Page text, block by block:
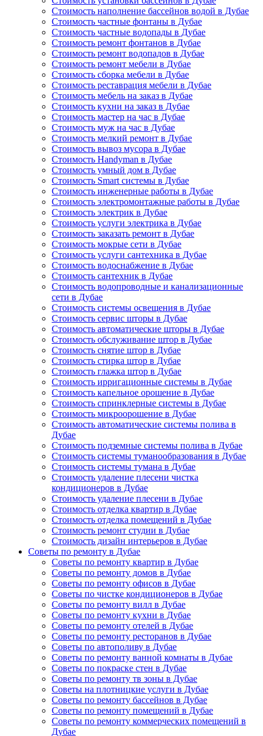
Стоимость наполнение бассейнов водой в Дубае
Стоимость частные фонтаны в Дубае
Стоимость частные водопады в Дубае
Стоимость ремонт фонтанов в Дубае
Стоимость ремонт водопадов в Дубае
Стоимость ремонт мебели в Дубае
Стоимость сборка мебели в Дубае
Стоимость реставрация мебели в Дубае
Стоимость мебель на заказ в Дубае
Стоимость кухни на заказ в Дубае
Стоимость мастер на час в Дубае
Стоимость муж на час в Дубае
Стоимость мелкий ремонт в Дубае
Стоимость вывоз мусора в Дубае
Стоимость Handyman в Дубае
Стоимость умный дом в Дубае
Стоимость Smart системы в Дубае
Стоимость инженерные работы в Дубае
Стоимость электромонтажные работы в Дубае
Стоимость электрик в Дубае
Стоимость услуги электрика в Дубае
Стоимость заказать ремонт в Дубае
Стоимость мокрые сети в Дубае
Стоимость услуги сантехника в Дубае
Стоимость водоснабжение в Дубае
Стоимость сантехник в Дубае
Стоимость водопроводные и канализационные
сети в Дубае
Стоимость системы освещения в Дубае
Стоимость сервис шторы в Дубае
Стоимость автоматические шторы в Дубае
Стоимость обслуживание штор в Дубае
Стоимость снятие штор в Дубае
Стоимость стирка штор в Дубае
Стоимость глажка штор в Дубае
Стоимость ирригационные системы в Дубае
Стоимость капельное орошение в Дубае
Стоимость спринклерные системы в Дубае
Стоимость микроорошение в Дубае
Стоимость автоматические системы полива в
Дубае
Стоимость подземные системы полива в Дубае
Стоимость системы туманообразования в Дубае
Стоимость системы тумана в Дубае
Стоимость удаление плесени чистка
кондиционеров в Дубае
Стоимость удаление плесени в Дубае
Стоимость отделка квартир в Дубае
Стоимость отделка помещений в Дубае
Стоимость ремонт студии в Дубае
Стоимость дизайн интерьеров в Дубае
Советы по ремонту в Дубае
Советы по ремонту квартир в Дубае
Советы по ремонту домов в Дубае
Советы по ремонту офисов в Дубае
Советы по чистке кондиционеров в Дубае
Советы по ремонту вилл в Дубае
Советы по ремонту кухни в Дубае
Советы по ремонту отелей в Дубае
Советы по ремонту ресторанов в Дубае
Советы по автополиву в Дубае
Советы по ремонту ванной комнаты в Дубае
Советы по покраске стен в Дубае
Советы по ремонту тв зоны в Дубае
Советы на плотницкие услуги в Дубае
Советы по ремонту бассейнов в Дубае
Советы по ремонту помещений в Дубае
Советы по ремонту коммерческих помещений в
Дубае